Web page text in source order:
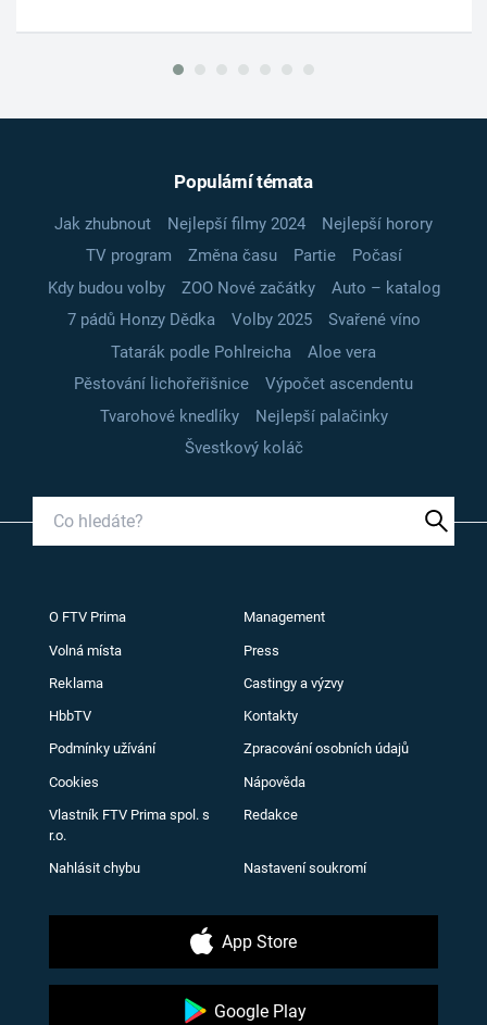
Populární témata
Jak zhubnout Nejlepší filmy 2024
Nejlepší horory
TV program
Změna času Partie
Počasí
Kdy budou volby
ZOO Nové začátky
Auto – katalog
7 pádů Honzy Dědka
Volby 2025
Svařené víno
Tatarák podle Pohlreicha
Aloe vera
Pěstování lichořeřišnice
Výpočet ascendentu
Tvarohové knedlíky
Nejlepší palačinky
Švestkový koláč
O FTV Prima Management
Volná místa Press
Reklama Castingy a výzvy
HbbTV Kontakty
Podmínky užívání Zpracování osobních údajů
Cookies Nápověda
Vlastník FTV Prima spol. s
r.o.
Redakce
Nahlásit chybu Nastavení soukromí
App Store
Google Play